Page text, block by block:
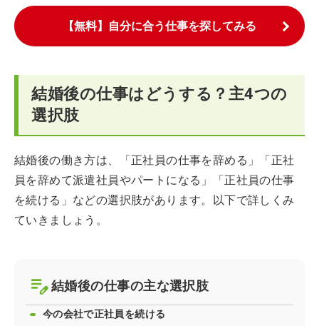
【無料】自分に合う仕事を探してみる
結婚後の仕事はどうする？主4つの
選択肢
結婚後の働き方は、「正社員の仕事を辞める」「正社
員を辞めて派遣社員やパートになる」「正社員の仕事
を続ける」などの選択肢があります。以下で詳しくみ
ていきましょう。
結婚後の仕事の主な選択肢
今の会社で正社員を続ける